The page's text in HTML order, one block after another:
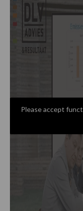
Please accept